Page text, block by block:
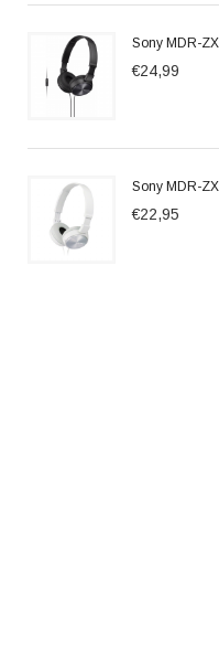
Sony MDR-
€24,99
Sony MDR-
€22,95